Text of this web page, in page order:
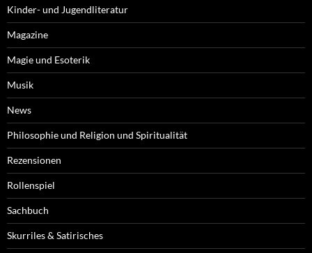
Kinder- und Jugendliteratur
Magazine
Magie und Esoterik
Musik
News
Philosophie und Religion und Spiritualität
Rezensionen
Rollenspiel
Sachbuch
Skurriles & Satirisches